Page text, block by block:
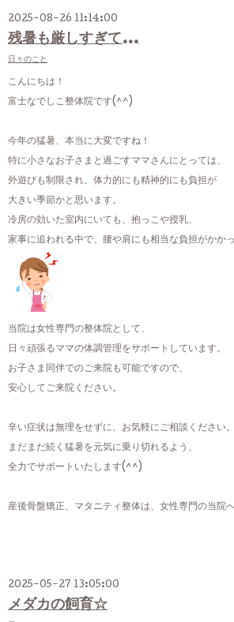
2025-08-26 11:14:00
残暑も厳しすぎて…
日々のこと
こんにちは！
富士なでしこ整体院です(^^)
今年の猛暑、本当に大変ですね！
特に小さなお子さまと過ごすママさんにとっては、
外遊びも制限され、体力的にも精神的にも負担が
大きい季節かと思います。
冷房の効いた室内にいても、抱っこや授乳、
家事に追われる中で、腰や肩にも相当な負担がかかっ
当院は女性専門の整体院として、
日々頑張るママの体調管理をサポートしています。
お子さま同伴でのご来院も可能ですので、
安心してご来院ください。
辛い症状は無理をせずに、お気軽にご相談ください。
まだまだ続く猛暑を元気に乗り切れるよう、
全力でサポートいたします(^^)
産後骨盤矯正、マタニティ整体は、女性専門の当院
2025-05-27 13:05:00
メダカの飼育☆